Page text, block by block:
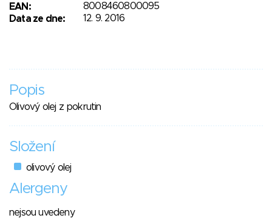
EAN:
8008460800095
Data ze dne:
12. 9. 2016
Popis
Olivový olej z pokrutin
Složení
olivový olej
Alergeny
nejsou uvedeny